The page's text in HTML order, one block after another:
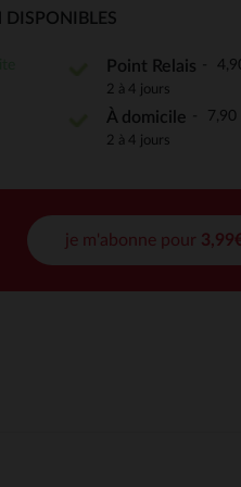
de confidentialité, en
DISPONIBLES
Point Relais
2 à 4 jours
À domicile 7,90
2 à 4 jours
je m'abonne pour